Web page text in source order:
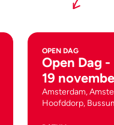
OPEN DAG
Open Dag
19
Amsterdam,
Hoofddorp,